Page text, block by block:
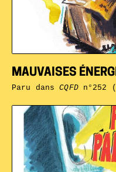
MAUVAISES
Paru dansCQFDn°252